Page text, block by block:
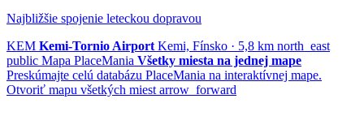
Najbližšie spojenie leteckou dopravou
KEM Kemi-Tornio Airport Kemi, Fínsko · 5,8 km north_east
public Mapa PlaceMania Všetky miesta na jednej mape
Preskúmajte celú databázu PlaceMania na interaktívnej mape.
Otvoriť mapu všetkých miest arrow_forward